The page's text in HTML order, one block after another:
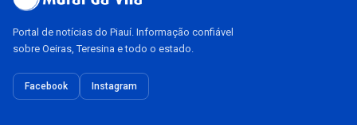
Portal de notícias do Piauí. Informação confiável
sobre Oeiras, Teresina e todo o estado.
Facebook Instagram